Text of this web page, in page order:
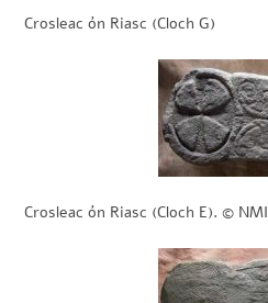
Crosleac ón Riasc (Cloch G)
Crosleac ón Riasc (Cloch E). © NMI